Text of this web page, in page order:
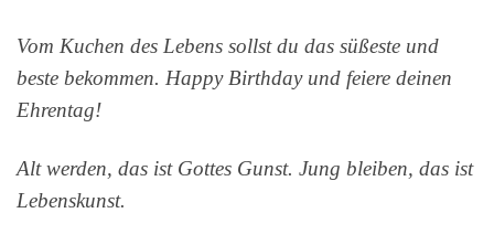
Vom Kuchen des Lebens sollst du das süßeste und
beste bekommen. Happy Birthday und feiere deinen
Ehrentag!
Alt werden, das ist Gottes Gunst. Jung bleiben, das ist
Lebenskunst.